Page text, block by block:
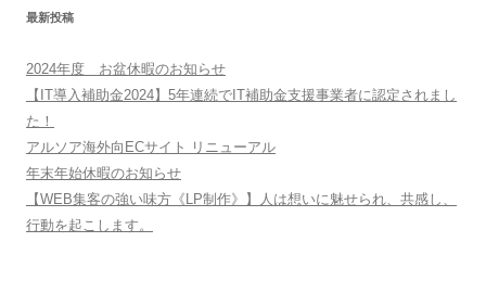
最新投稿
2024年度 お盆休暇のお知らせ
【IT導入補助金2024】5年連続でIT補助金支援事業者に認定されまし
た！
アルソア海外向ECサイト リニューアル
年末年始休暇のお知らせ
【WEB集客の強い味方《LP制作》】人は想いに魅せられ、共感し、
行動を起こします。